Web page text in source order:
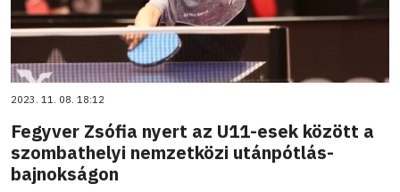
2023. 11. 08. 18:12
Fegyver Zsófia nyert az U11-esek között a
szombathelyi nemzetközi utánpótlás-
bajnokságon